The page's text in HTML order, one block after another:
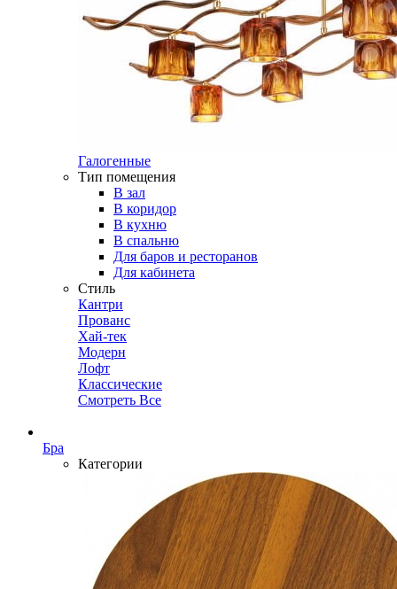
Галогенные
Тип помещения
В зал
В коридор
В кухню
В спальню
Для баров и ресторанов
Для кабинета
Стиль
Кантри
Прованс
Хай-тек
Модерн
Лофт
Классические
Смотреть Все
Бра
Категории